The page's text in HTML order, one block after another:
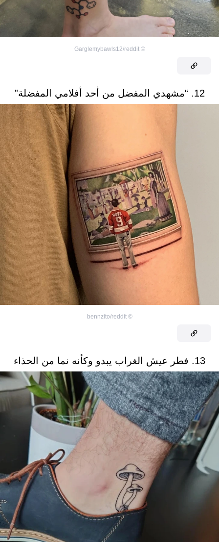
©
Garglemybawls12/reddit
12. “مشهدي المفضل من أحد أفلامي المفضلة”
©
bennzito/reddit
13. فطر عيش الغراب يبدو وكأنه نما من الحذاء